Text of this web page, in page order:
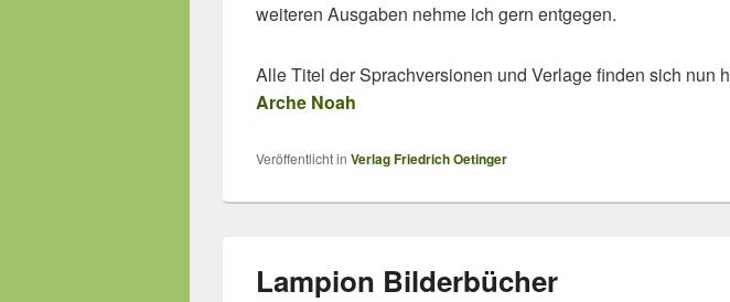
weiteren Ausgaben nehme ich gern entgegen.
Alle Titel der Sprachversionen und Verlage finden sich nun
Arche Noah
Veröffentlicht in Verlag Friedrich Oetinger
Lampion Bilderbücher